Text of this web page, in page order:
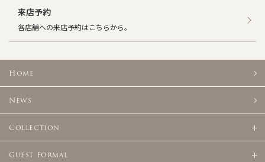
来店予約
各店舗への来店予約はこちらから。
Home
News
Collection
Guest Formal